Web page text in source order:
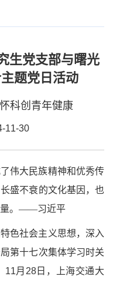
生党支部与曙光
题党日活动
科创青年健康
11-30
伟大民族精神和优秀传
盛不衰的文化基因，也
。 ——习近平
色社会主义思想，深入
第十七次集体学习时关
11月28日，上海交通大